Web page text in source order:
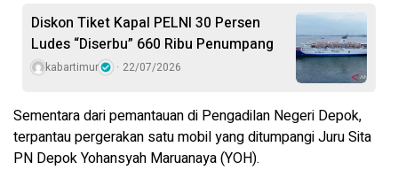
Diskon Tiket Kapal PELNI 30 Persen
Ludes “Diserbu” 660 Ribu Penumpang
kabartimur 22/07/2026
Sementara dari pemantauan di Pengadilan Negeri Depok,
terpantau pergerakan satu mobil yang ditumpangi Juru Sita
PN Depok Yohansyah Maruanaya (YOH).